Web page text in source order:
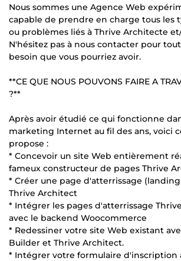
Nous sommes une Agence Web
capable de prendre en charge tous les
ou problèmes liés à Thrive Architecte
N'hésitez pas à nous contacter pour
besoin que vous pourriez avoir.
**CE QUE NOUS POUVONS FAIRE A
?**
Après avoir étudié ce qui fonctionne
marketing Internet au fil des ans, voici
propose :
* Concevoir un site Web entièrement
fameux constructeur de pages Thrive
* Créer une page d'atterrissage
Thrive Architect
* Intégrer les pages d'atterrissage
avec le backend Woocommerce
* Redessiner votre site Web existant
Builder et Thrive Architect.
* Intégrer votre formulaire d'inscription